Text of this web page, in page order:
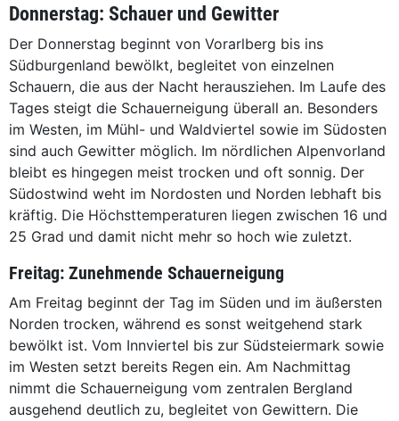
Donnerstag: Schauer und Gewitter
Der Donnerstag beginnt von Vorarlberg bis ins
Südburgenland bewölkt, begleitet von einzelnen
Schauern, die aus der Nacht herausziehen. Im Laufe des
Tages steigt die Schauerneigung überall an. Besonders
im Westen, im Mühl- und Waldviertel sowie im Südosten
sind auch Gewitter möglich. Im nördlichen Alpenvorland
bleibt es hingegen meist trocken und oft sonnig. Der
Südostwind weht im Nordosten und Norden lebhaft bis
kräftig. Die Höchsttemperaturen liegen zwischen 16 und
25 Grad und damit nicht mehr so hoch wie zuletzt.
Freitag: Zunehmende Schauerneigung
Am Freitag beginnt der Tag im Süden und im äußersten
Norden trocken, während es sonst weitgehend stark
bewölkt ist. Vom Innviertel bis zur Südsteiermark sowie
im Westen setzt bereits Regen ein. Am Nachmittag
nimmt die Schauerneigung vom zentralen Bergland
ausgehend deutlich zu, begleitet von Gewittern. Die